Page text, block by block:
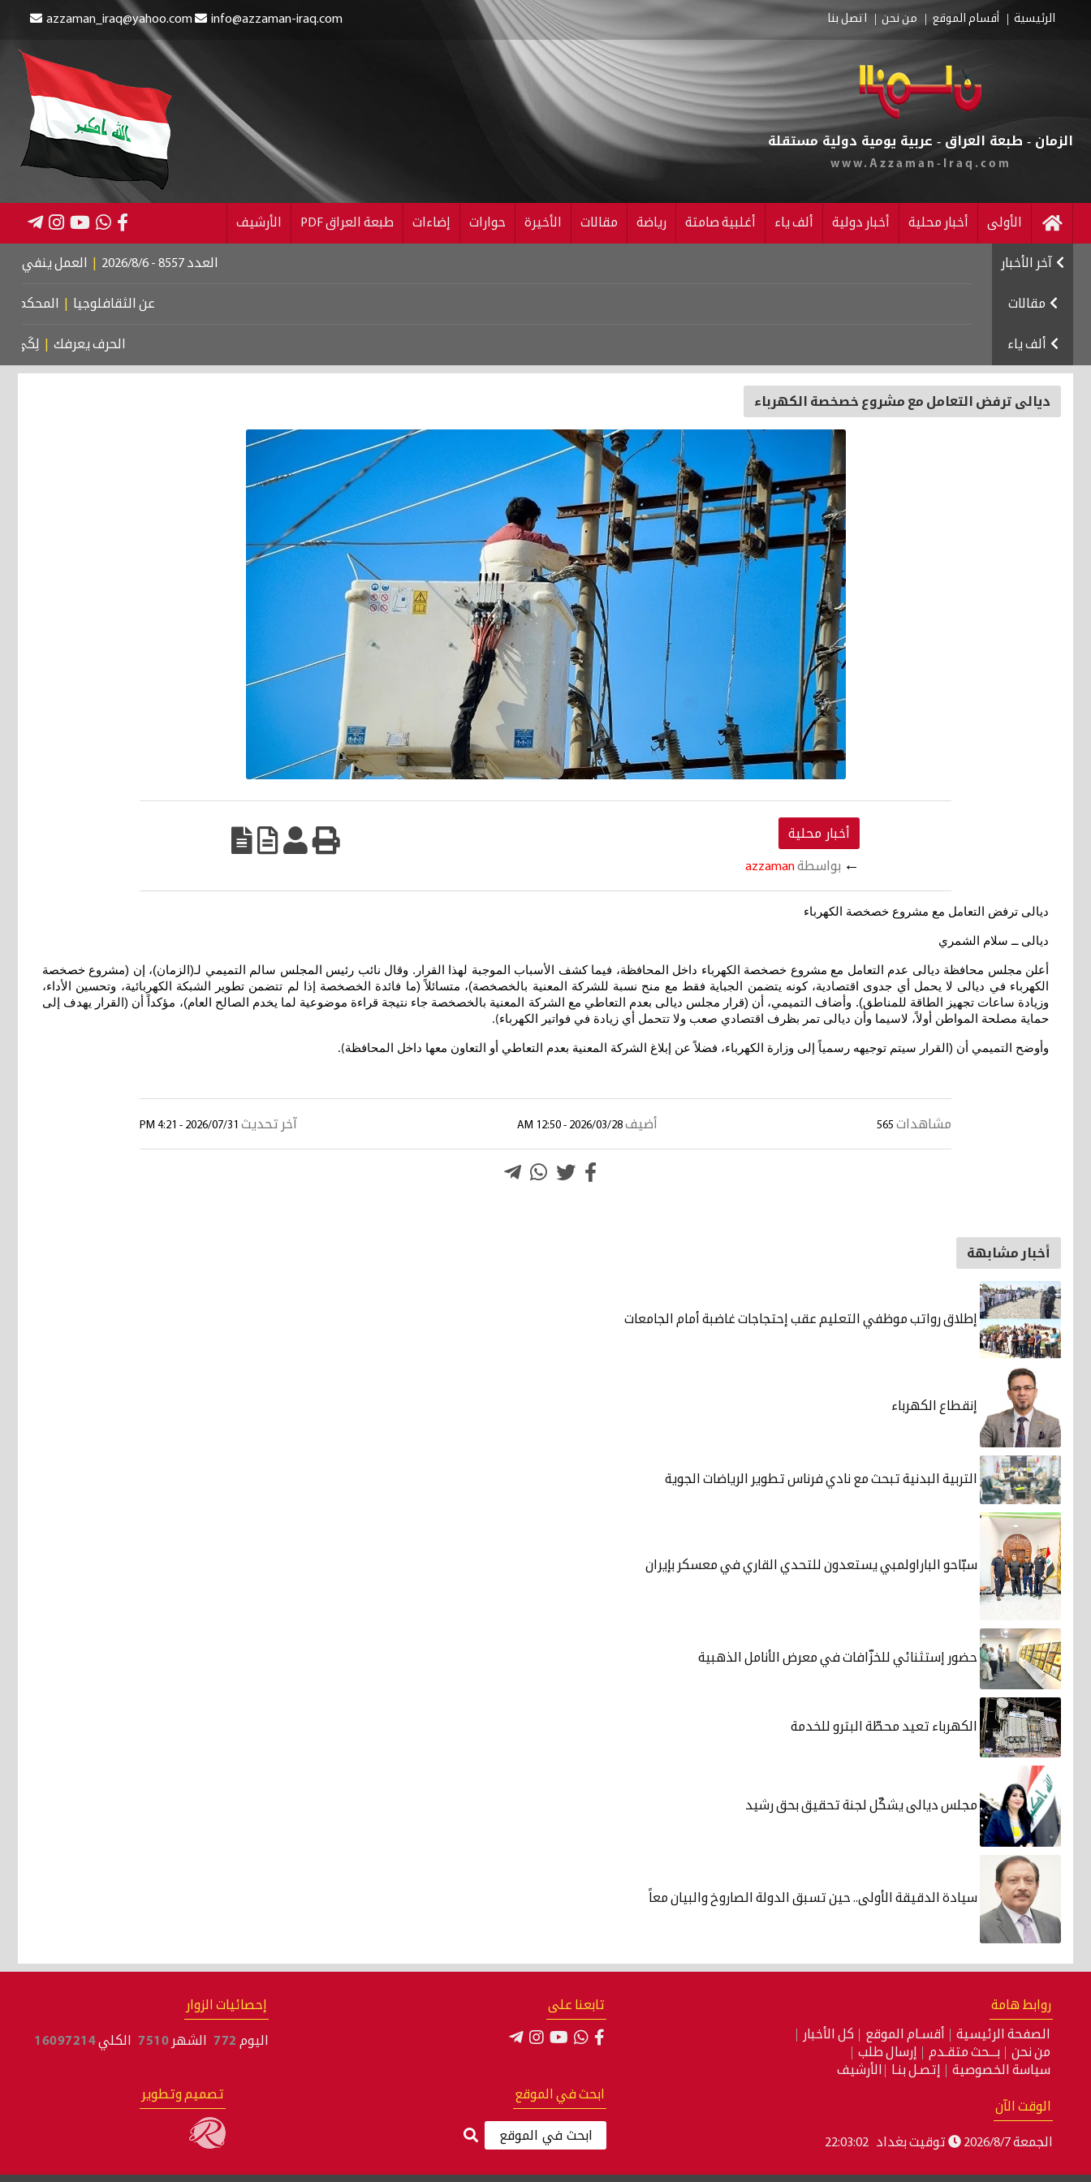
الرئيسية أقسام الموقع من نحن اتصل بنا azzaman_iraq@yahoo.com info@azzaman-iraq.com
الزمان - طبعة العراق - عربية يومية دولية مستقلة
www.Azzaman-Iraq.com
الأولى أخبار محلية أخبار دولية ألف ياء أغلبية صامتة رياضة مقالات الأخيرة حوارات إضاءات طبعة العراق PDF الأرشيف
آخر الأخبار | العمل ينفي إلغاء
مقالات عن الثقافلوجيا | المحكمة
ألف ياء الحرف يعرفك | لِكَيْ أُبَالِغَ
ديالى ترفض التعامل مع مشروع خصخصة الكهرباء
أخبار محلية
← بواسطةazzaman
ديالى ترفض التعامل مع مشروع خصخصة الكهرباء
ديالى ــ سلام الشمري
أعلن مجلس محافظة ديالى عدم التعامل مع مشروع خصخصة الكهرباء داخل المحافظة، فيما كشف الأسباب الموجبة لهذا القرار. وقال نائب رئيس المجلس سالم التميمي لـ(الزمان)، إن (مشروع خصخصة
الكهرباء في ديالى لا يحمل أي جدوى اقتصادية، كونه يتضمن الجباية فقط مع منح نسبة للشركة المعنية بالخصخصة)، متسائلاً (ما فائدة الخصخصة إذا لم تتضمن تطوير الشبكة الكهربائية، وتحسين الأداء،
وزيادة ساعات تجهيز الطاقة للمناطق). وأضاف التميمي، أن (قرار مجلس ديالى بعدم التعاطي مع الشركة المعنية بالخصخصة جاء نتيجة قراءة موضوعية لما يخدم الصالح العام)، مؤكداً أن (القرار يهدف إلى
حماية مصلحة المواطن أولاً، لاسيما وأن ديالى تمر بظرف اقتصادي صعب ولا تتحمل أي زيادة في فواتير الكهرباء).
وأوضح التميمي أن (القرار سيتم توجيهه رسمياً إلى وزارة الكهرباء، فضلاً عن إبلاغ الشركة المعنية بعدم التعاطي أو التعاون معها داخل المحافظة).
مشاهدات 565 أضيف 2026/03/28 - 12:50 AM آخر تحديث 2026/07/31 - 4:21 PM
أخبار مشابهة
إطلاق رواتب موظفي التعليم عقب إحتجاجات غاضبة أمام الجامعات
إنقطاع الكهرباء
التربية البدنية تبحث مع نادي فرناس تطوير الرياضات الجوية
سبّاحو الباراولمبي يستعدون للتحدي القاري في معسكر بإيران
حضور إستثنائي للخزّافات في معرض الأنامل الذهبية
الكهرباء تعيد محطّة البترو للخدمة
مجلس ديالى يشكّل لجنة تحقيق بحق رشيد
سيادة الدقيقة الأولى.. حين تسبق الدولة الصاروخ والبيان معاً
روابط هامة
الصفحة الرئيسية أقسـام الموقع
كل الأخبار
من نحن
بـــحث متقـدم
إرسال طلب
سياسة الخصوصية
إتصـل بنـا الأرشيف
تابعنا على إحصائيات الزوار
اليوم 772 الشهر 7510 الكلي16097214
الوقت الآن
الجمعة 2026/8/7 توقيت بغداد 22:03:03
ابحث في الموقع تصميم وتطوير